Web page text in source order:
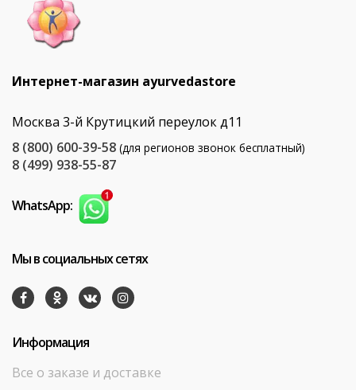
Интернет-магазин ayurvedastore
Москва 3-й Крутицкий переулок д11
8 (800) 600-39-58 (для регионов звонок бесплатный)
8 (499) 938-55-87
WhatsApp:
Мы в социальных сетях
Информация
Все о заказе и доставке